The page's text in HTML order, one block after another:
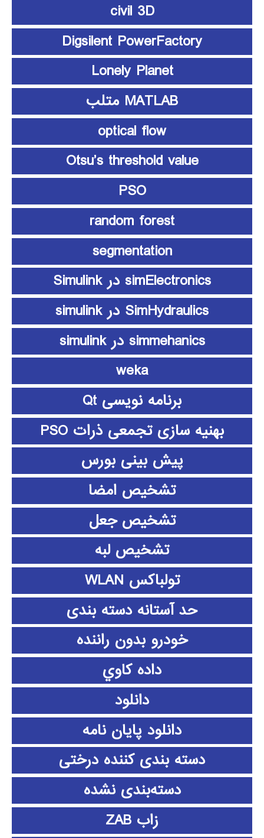
civil 3D
Digsilent PowerFactory
Lonely Planet
MATLAB متلب
optical flow
Otsu’s threshold value
PSO
random forest
segmentation
simElectronics در Simulink
SimHydraulics در simulink
simmehanics در simulink
weka
برنامه نویسی Qt
بهنیه سازی تجمعی ذرات PSO
پیش بینی بورس
تشخیص امضا
تشخیص جعل
تشخیص لبه
تولباکس WLAN
حد آستانه دسته بندی
خودرو بدون راننده
داده كاوي
دانلود
دانلود پايان نامه
دسته بندی کننده درختی
دسته‌بندی نشده
زاب ZAB